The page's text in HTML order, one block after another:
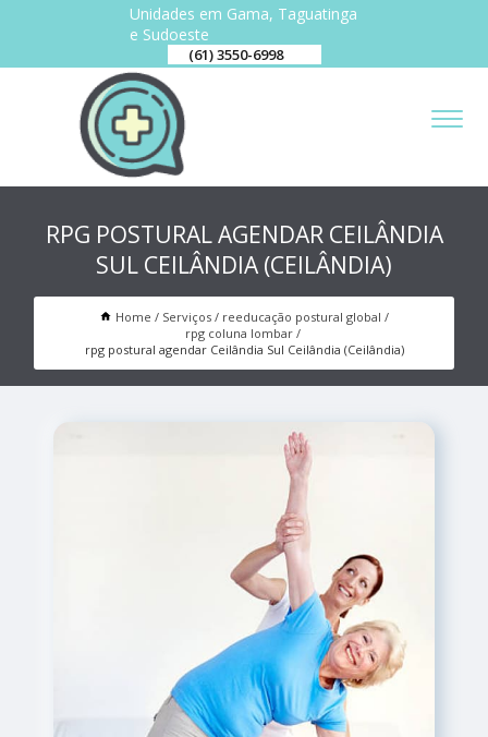
Unidades em Gama, Taguatinga
e Sudoeste
(61) 3550-6998
RPG POSTURAL AGENDAR CEILÂNDIA
SUL CEILÂNDIA (CEILÂNDIA)
Home Serviços
reeducação postural global
rpg coluna lombar
rpg postural agendar Ceilândia Sul Ceilândia (Ceilândia)